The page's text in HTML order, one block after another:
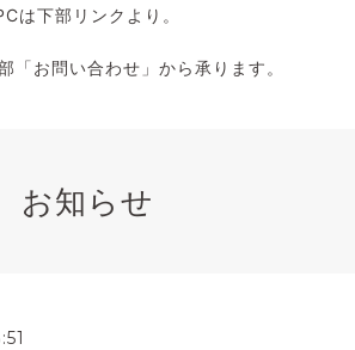
は下部リンクより。
「お問い合わせ」から承ります。
お知らせ